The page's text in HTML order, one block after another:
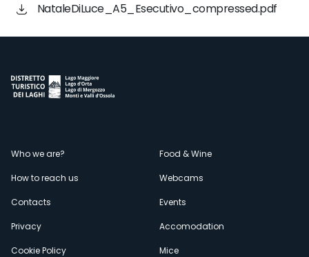
NataleDiLuce_A5_Esecutivo_compressed.pdf
Menù
secondario
Who we are?
How to reach us
Contacts
Privacy
Cookie Policy
Food & Wine
Webcams
Events
Accomodation
Mice